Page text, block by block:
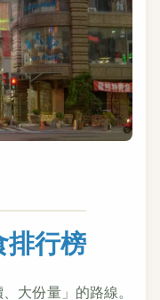
排行榜
大份量」的路線。